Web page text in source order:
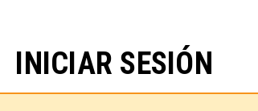
INICIAR SESIÓN